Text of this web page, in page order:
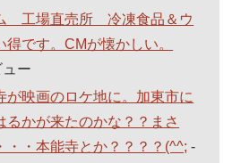
工場直売所 冷凍食品＆ウ
得です。CMが懐かしい。
ー
が映画のロケ地に。加東市に
るかが来たのかな？？まさ
・・本能寺とか？？？？(^^; -